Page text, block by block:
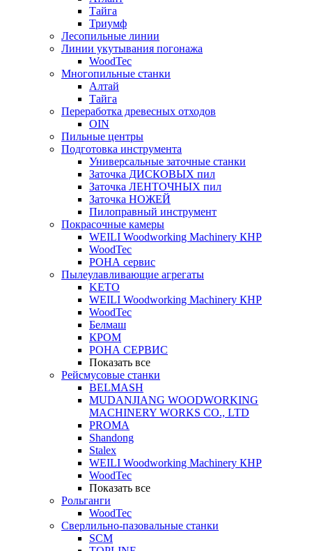
Тайга
Триумф
Лесопильные линии
Линии укутывания погонажа
WoodTec
Многопильные станки
Алтай
Тайга
Переработка древесных отходов
OIN
Пильные центры
Подготовка инструмента
Универсальные заточные станки
Заточка ДИСКОВЫХ пил
Заточка ЛЕНТОЧНЫХ пил
Заточка НОЖЕЙ
Пилоправный инструмент
Покрасочные камеры
WEILI Woodworking Machinery КНР
WoodTec
РОНА сервис
Пылеулавливающие агрегаты
KETO
WEILI Woodworking Machinery КНР
WoodTec
Белмаш
КРОМ
РОНА СЕРВИС
Показать все
Рейсмусовые станки
BELMASH
MUDANJIANG WOODWORKING
MACHINERY WORKS CO., LTD
PROMA
Shandong
Stalex
WEILI Woodworking Machinery КНР
WoodTec
Показать все
Рольганги
WoodTec
Сверлильно-пазовальные станки
SCM